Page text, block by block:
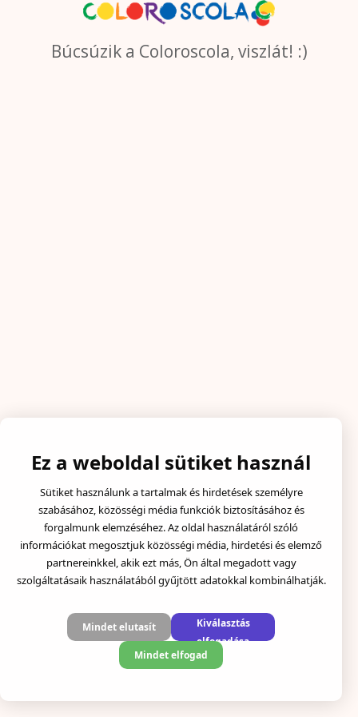
Búcsúzik a Coloroscola, viszlát! :)
Ez a weboldal sütiket használ
Sütiket használunk a tartalmak és hirdetések személyre
szabásához, közösségi média funkciók biztosításához és
forgalmunk elemzéséhez. Az oldal használatáról szóló
információkat megosztjuk közösségi média, hirdetési és elemző
partnereinkkel, akik ezt más, Ön által megadott vagy
szolgáltatásaik használatából gyűjtött adatokkal kombinálhatják.
Mindet elutasít
Kiválasztás
elfogadása
Mindet elfogad